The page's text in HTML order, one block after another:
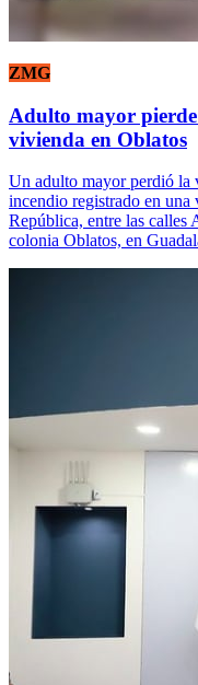
ZMG
Adulto mayor
vivienda en Oblatos
Un adulto mayor perdió la
incendio registrado en una
República, entre las calles
colonia Oblatos, en